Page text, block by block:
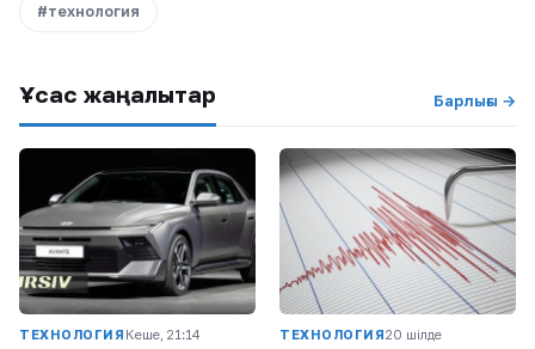
#технология
Ұқсас жаңалықтар Барлығы →
ТЕХНОЛОГИЯ Кеше, 21:14 ТЕХНОЛОГИЯ20 шілде